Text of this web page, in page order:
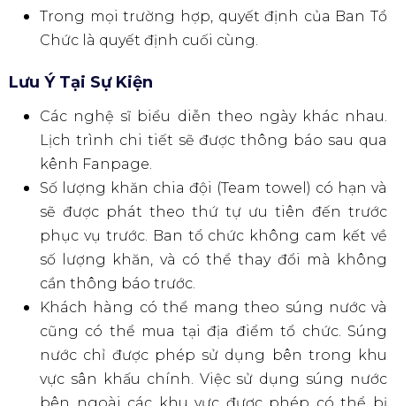
khu vực sự kiện. Hướng dẫn chi tiết sẽ được
cập nhật trên các kênh chính thức của
Ban Tổ Chức sẽ không giải quyết các trường
hợp có hơn một (01) người check-in cùng một
mã vé. Chỉ người đầu tiên check-in mới được
phép vào sự kiện.
Việc chuyển nhượng vé giữa các cá nhân là
bất hợp pháp. Người bán và người mua đều có
thể phải chịu trách nhiệm trước pháp luật.
Vui lòng không mua vé từ bất kỳ nguồn nào
khác để tránh trường hợp vé giả hoặc lừa đảo.
Ban Tổ Chức không chịu trách nhiệm giải
quyết các trường hợp này.
Nghiêm cấm các trường hợp sử dụng hoặc